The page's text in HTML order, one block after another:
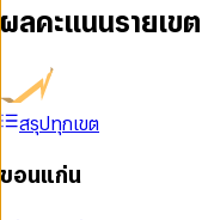
ผลคะแนนรายเขต
สรุปทุกเขต
ขอนแก่น